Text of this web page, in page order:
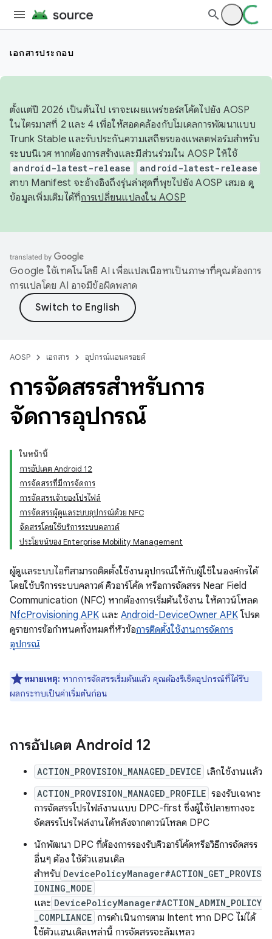
เอกสารประกอบ
ตั้งแต่ปี 2026 เป็นต้นไป เราจะเผยแพร่ซอร์สโค้ดไปยัง AOSP
ในไตรมาสที่ 2 และ 4 เพื่อให้สอดคล้องกับโมเดลการพัฒนาแบบ
Trunk Stable และรับประกันความเสถียรของแพลตฟอร์มสำหรับ
ระบบนิเวศ หากต้องการสร้างและมีส่วนร่วมใน AOSP ให้ใช้
android-latest-release android-latest-release
สาขา Manifest จะอ้างอิงถึงรุ่นล่าสุดที่พุชไปยัง AOSP เสมอ ดู
ข้อมูลเพิ่มเติมได้ที่การเปลี่ยนแปลงใน AOSP
Google ใช้เทคโนโลยี AI เพื่อแปลเนื้อหาเป็นภาษาที่คุณต้องการ
การแปลโดย AI อาจมีข้อผิดพลาด
AOSP เอกสาร อุปกรณ์แอนดรอยด์
การจัดสรรสําหรับการ
จัดการอุปกรณ์
ในหน้านี้
การอัปเดต Android 12
การจัดสรรที่มีการจัดการ
การจัดสรรเจ้าของโปรไฟล์
การจัดสรรผู้ดูแลระบบอุปกรณ์ด้วย NFC
จัดสรรโดยใช้บริการระบบคลาวด์
ประโยชน์ของ Enterprise Mobility Management
ผู้ดูแลระบบไอทีสามารถติดตั้งใช้งานอุปกรณ์ให้กับผู้ใช้ในองค์กรได้
โดยใช้บริการระบบคลาวด์ คิวอาร์โค้ด หรือการจัดสรร Near Field
Communication (NFC) หากต้องการเริ่มต้นใช้งาน ให้ดาวน์โหลด
NfcProvisioning APK และ Android-DeviceOwner APK โปรด
ดูรายการข้อกำหนดทั้งหมดที่หัวข้อการติดตั้งใช้งานการจัดการ
อุปกรณ์
หมายเหตุ: หากการจัดสรรเริ่มต้นแล้ว คุณต้องรีเซ็ตอุปกรณ์ที่ได้รับ
ผลกระทบเป็นค่าเริ่มต้นก่อน
การอัปเดต Android 12
ACTION_PROVISION_MANAGED_DEVICE เลิกใช้งานแล้ว
ACTION_PROVISION_MANAGED_PROFILE รองรับเฉพาะ
การจัดสรรโปรไฟล์งานแบบ DPC-first ซึ่งผู้ใช้ปลายทางจะ
จัดสรรโปรไฟล์งานได้หลังจากดาวน์โหลด DPC
นักพัฒนา DPC ที่ต้องการรองรับคิวอาร์โค้ดหรือวิธีการจัดสรร
อื่นๆ ต้อง ใช้ตัวแฮนเดิล
สำหรับ DevicePolicyManager#ACTION_GET_PROVIS
IONING_MODE
และ DevicePolicyManager#ACTION_ADMIN_POLICY
_COMPLIANCE การดำเนินการตาม Intent หาก DPC ไม่ได้
ใช้ตัวแฮนเดิลเหล่านี้ การจัดสรรจะล้มเหลว